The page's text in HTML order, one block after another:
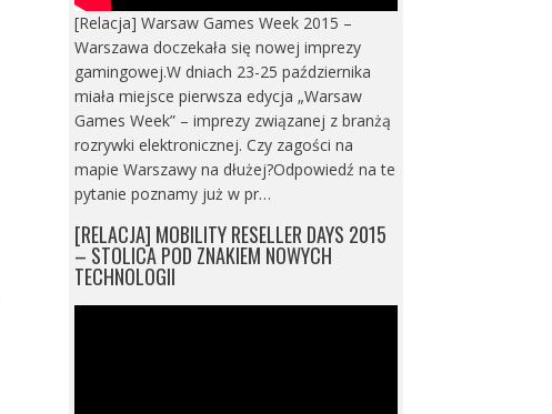
[Relacja] Warsaw Games Week 2015 –
Warszawa doczekała się nowej imprezy
gamingowej.W dniach 23-25 października
miała miejsce pierwsza edycja „Warsaw
Games Week” – imprezy związanej z branżą
rozrywki elektronicznej. Czy zagości na
mapie Warszawy na dłużej?Odpowiedź na te
pytanie poznamy już w pr…
[RELACJA] MOBILITY RESELLER DAYS 2015
– STOLICA POD ZNAKIEM NOWYCH
TECHNOLOGII